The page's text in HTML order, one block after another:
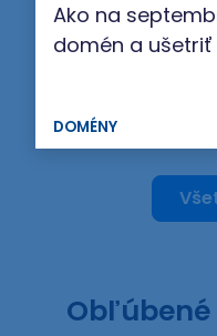
Ako na
domén a
DOMÉNY